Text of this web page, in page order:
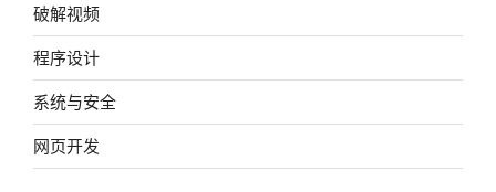
破解视频
程序设计
系统与安全
网页开发